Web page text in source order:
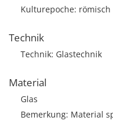
Kulturepoche: römisch
Technik
Technik: Glastechnik
Material
Glas
Bemerkung: Material